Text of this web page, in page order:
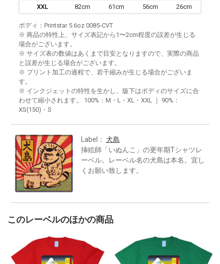
XXL 82cm 61cm 56cm 26cm
ボディ：Printstar 5.6oz 0085-CVT
※ 商品の特性上、サイズ表記から1〜2cm程度の誤差が生じる
場合がございます。
※ サイズ表の数値はあくまで目安となりますので、実際の商品
と誤差が生じる場合がございます。
※ プリント加工の過程で、若干縮みが生じる場合がございま
す。
※ インクジェットの特性を生かし、版下はボディのサイズに合
わせて縮小されます。 100%：M・L・XL・XXL ｜ 90%：
XS(150)・S
Label： 犬島
挿絵師「いぬんこ」の更年期Tシャツレ
ーベル。レーベル名の犬島は本名。宜し
くお願い致します。
このレーベルのほかの商品